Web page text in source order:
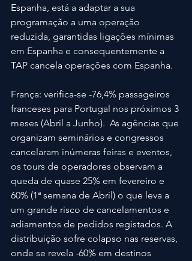
Espanha, está a adaptar a sua
programação a uma operação
reduzida, garantidas ligações mínimas
em Espanha e consequentemente a
TAP cancela operações com Espanha.
França: verifica-se -76,4% passageiros
franceses para Portugal nos próximos 3
meses (Abril a Junho).  As agências que
organizam seminários e congressos
cancelaram inúmeras feiras e eventos,
os tours de operadores observam a
queda de quase 25% em fevereiro e
60% (1ª semana de Abril) o que leva a
um grande risco de cancelamentos e
adiamentos de pedidos registados. A
distribuição sofre colapso nas reservas,
onde se revela -60% em destinos